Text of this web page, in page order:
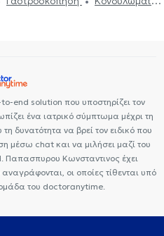
αυτιών
Ρινός
Βαρηκοΐα
Καρκίνος του στόματος
Ωτίτιδα
Θρομβοφιλία
μεταδιδόμενα νοσήματα
Πολύποδας στη μύτη
end solution που υποστηρίζει τον
ένα ιατρικό σύμπτωμα μέχρι τη
δυνατότητα να βρεί τον ειδικό που
μέσω chat και να μιλήσει μαζί του
Παπασπυρου Κωνσταντινος έχει
οι οποίες τίθενται υπό
του doctoranytime.